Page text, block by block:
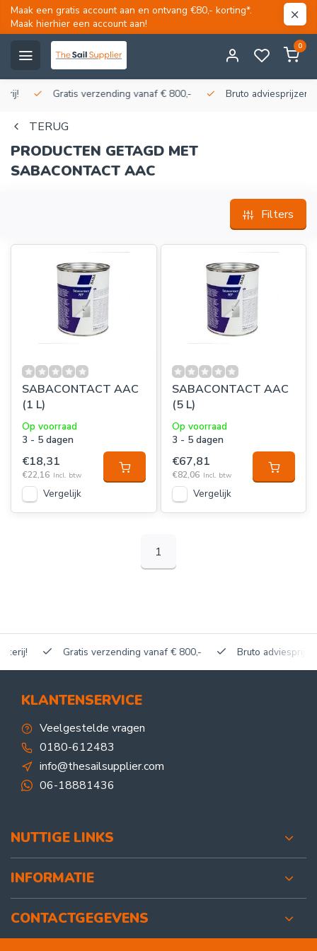
Maak een gratis account aan en ontvang €80,- korting*.
Maak hierhier een account aan!
0
Gratis verzending vanaf € 800,- Bruto adviesprijzen,
TERUG
PRODUCTEN GETAGD MET
SABACONTACT AAC
Filters
SABACONTACT AAC
(1 L)
Op voorraad
3 - 5 dagen
€18,31
€22,16 Incl. btw
Vergelijk
SABACONTACT AAC
(5 L)
Op voorraad
3 - 5 dagen
€67,81
€82,06 Incl. btw
Vergelijk
1
Gratis verzending vanaf € 800,- Bruto adviesprijzen,
KLANTENSERVICE
Veelgestelde vragen
0180-612483
info@thesailsupplier.com
06-18881436
NUTTIGE LINKS
INFORMATIE
CONTACTGEGEVENS